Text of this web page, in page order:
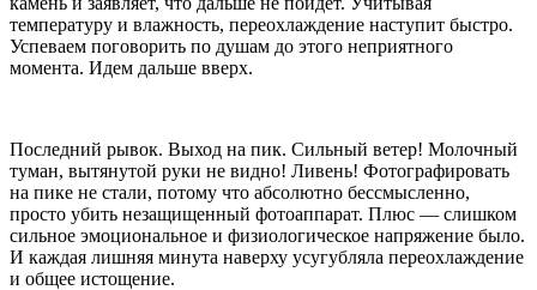
температуру и влажность, переохлаждение наступит быстро.
Успеваем поговорить по душам до этого неприятного
момента. Идем дальше вверх.
Последний рывок. Выход на пик. Сильный ветер! Молочный
туман, вытянутой руки не видно! Ливень! Фотографировать
на пике не стали, потому что абсолютно бессмысленно,
просто убить незащищенный фотоаппарат. Плюс — слишком
сильное эмоциональное и физиологическое напряжение было.
И каждая лишняя минута наверху усугубляла переохлаждение
и общее истощение.